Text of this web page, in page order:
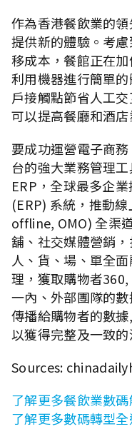
作為香港餐飲業的
提供新的體驗。考
移成本，餐館正在
利用機器進行簡單
戶接觸點節省人工
可以提高餐廳和酒
要成功運營電子商
台的強大業務管理
ERP，全球最多企
(ERP) 系統，推動
offline, OMO) 全渠
舖、社交媒體營銷
人、貨、場、單全
理，獲取購物者
一內、外部團隊的
傳播給購物者的數
以獲得完整及一致的
Sources:
了解更多餐飲業數
了解更多數碼轉型